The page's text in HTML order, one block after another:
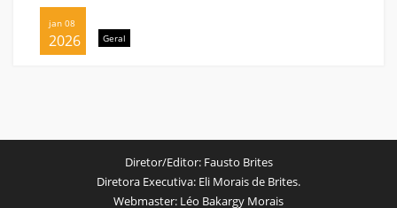
jan 08
2026 Geral
Diretor/Editor:Fausto Brites
Diretora Executiva: Eli Morais de Brites.
Webmaster: Léo Bakargy Morais